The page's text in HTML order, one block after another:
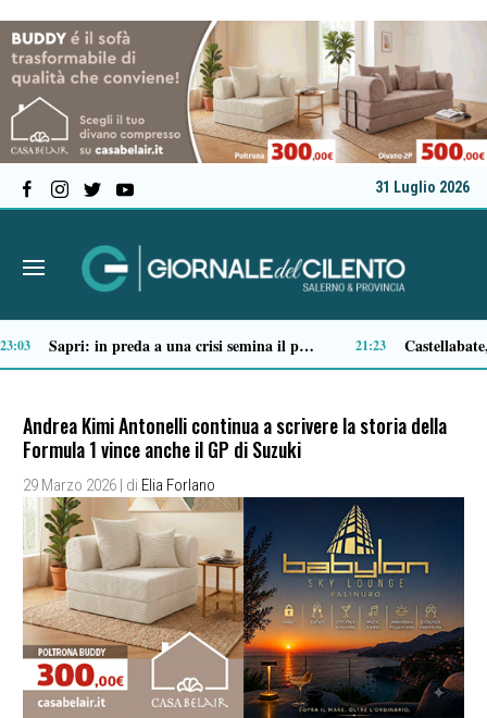
31 Luglio 2026
Tortorella celebra la Fiera di San Basilio: tra antichi mestieri, bestiame e la musica della Bandabardò 14:49
Andrea Kimi Antonelli continua a scrivere la storia della
Formula 1 vince anche il GP di Suzuki
29 Marzo 2026 | di Elia Forlano